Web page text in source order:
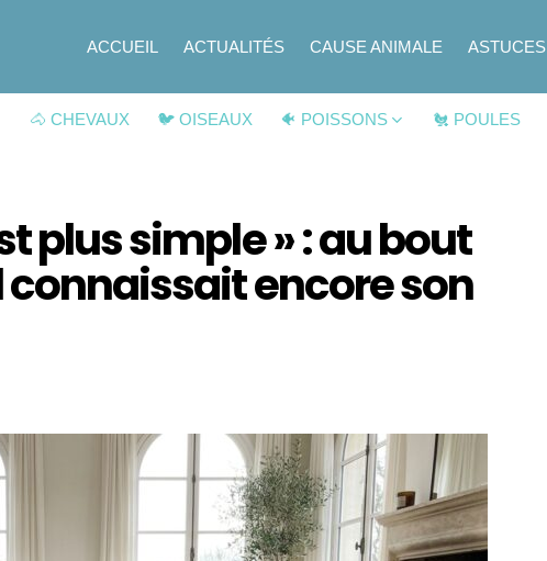
ACCUEIL ACTUALITÉS CAUSE ANIMALE ASTUCES
🐴 CHEVAUX 🐦 OISEAUX 🐠 POISSONS 🐔 POULES
plus simple » : au bout
connaissait encore son